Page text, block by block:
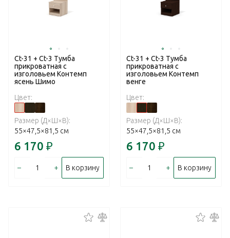
Ct-31 + Ct-3 Тумба
прикроватная с
изголовьем Контемп
ясень Шимо
Цвет:
Размер (Д×Ш×В):
55×47,5×81,5 см
6 170 ₽
– + В корзину
Ct-31 + Ct-3 Тумба
прикроватная с
изголовьем Контемп
венге
Цвет:
Размер (Д×Ш×В):
55×47,5×81,5 см
6 170 ₽
– + В корзину